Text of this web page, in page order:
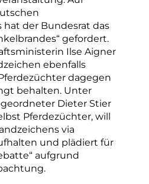
der Bundesrat das
gefordert.
Ilse Aigner
ebenfalls
dagegen
behalten. Unter
Dieter Stier
Pferdezüchter, will
via
und plädiert für
aufgrund